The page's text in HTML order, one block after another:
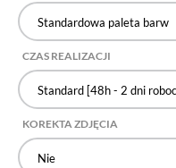
Standardowa paleta barw
CZAS REALIZACJI
Standard [48h - 2 dni
KOREKTA ZDJĘCIA
Nie